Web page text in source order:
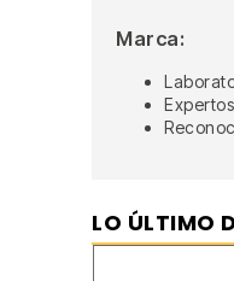
Marca:
LO ÚLTIMO